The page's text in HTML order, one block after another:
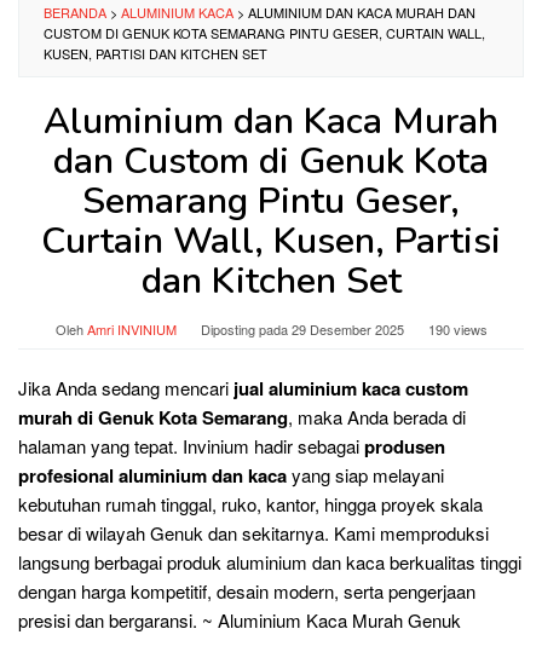
BERANDA > ALUMINIUM KACA > ALUMINIUM DAN KACA MURAH DAN
CUSTOM DI GENUK KOTA SEMARANG PINTU GESER, CURTAIN WALL,
KUSEN, PARTISI DAN KITCHEN SET
Aluminium dan Kaca Murah
dan Custom di Genuk Kota
Semarang Pintu Geser,
Curtain Wall, Kusen, Partisi
dan Kitchen Set
OlehAmri INVINIUM Diposting pada29 Desember 2025 190 views
Jika Anda sedang mencari jual aluminium kaca custom
murah di Genuk Kota Semarang, maka Anda berada di
halaman yang tepat. Invinium hadir sebagaiprodusen
profesional aluminium dan kacayang siap melayani
kebutuhan rumah tinggal, ruko, kantor, hingga proyek skala
besar di wilayah Genuk dan sekitarnya. Kami memproduksi
langsung berbagai produk aluminium dan kaca berkualitas tinggi
dengan harga kompetitif, desain modern, serta pengerjaan
presisi dan bergaransi. ~ Aluminium Kaca Murah Genuk